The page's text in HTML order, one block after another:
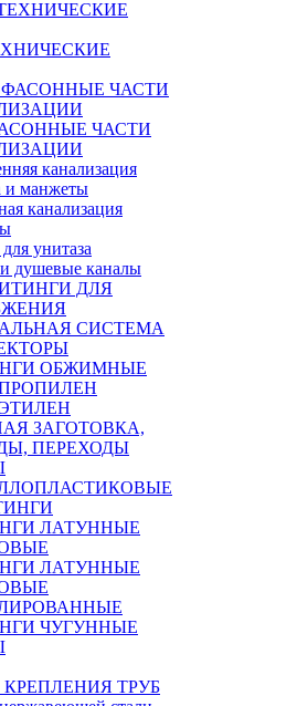
ЧАСТИ
канализация
и манжеты
канализация
унитаза
душевые каналы
ДЛЯ
СИСТЕМА
ОБЖИМНЫЕ
ЗАГОТОВКА,
ПЕРЕХОДЫ
ЛАТУННЫЕ
ЛАТУННЫЕ
ЧУГУННЫЕ
ТРУБ